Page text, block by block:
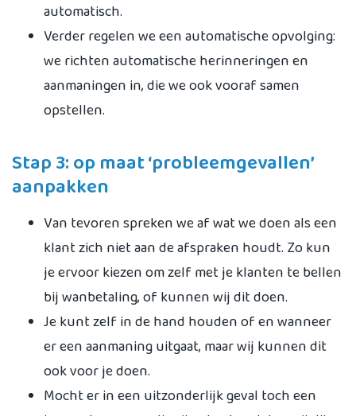
automatisch.
Verder regelen we een automatische opvolging:
we richten automatische herinneringen en
aanmaningen in, die we ook vooraf samen
opstellen.
Stap 3: op maat ‘probleemgevallen’
aanpakken
Van tevoren spreken we af wat we doen als een
klant zich niet aan de afspraken houdt. Zo kun
je ervoor kiezen om zelf met je klanten te bellen
bij wanbetaling, of kunnen wij dit doen.
Je kunt zelf in de hand houden of en wanneer
er een aanmaning uitgaat, maar wij kunnen dit
ook voor je doen.
Mocht er in een uitzonderlijk geval toch een